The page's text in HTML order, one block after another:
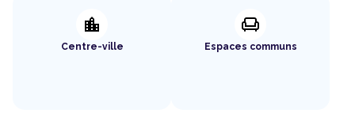
location_city
Centre-ville
chair
Espaces communs